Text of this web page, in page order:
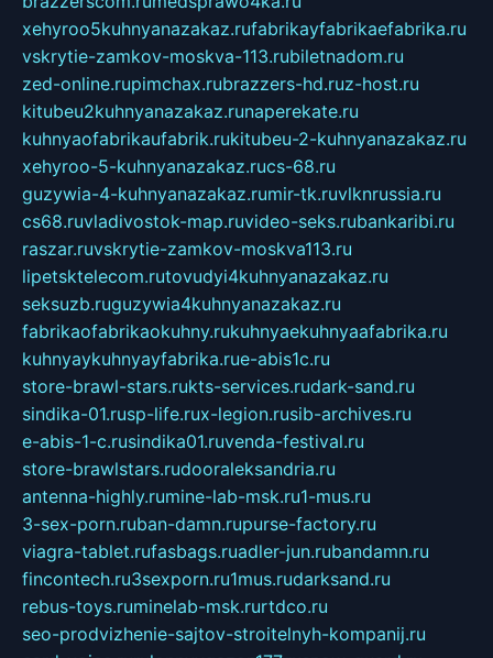
xehyroo5kuhnyanazakaz.rufabrikayfabrikaefabrika.ru
vskrytie-zamkov-moskva-113.rubiletnadom.ru
zed-online.rupimchax.rubrazzers-hd.ruz-host.ru
kitubeu2kuhnyanazakaz.runaperekate.ru
kuhnyaofabrikaufabrik.rukitubeu-2-kuhnyanazakaz.ru
xehyroo-5-kuhnyanazakaz.rucs-68.ru
guzywia-4-kuhnyanazakaz.rumir-tk.ruvlknrussia.ru
cs68.ruvladivostok-map.ruvideo-seks.rubankaribi.ru
raszar.ruvskrytie-zamkov-moskva113.ru
lipetsktelecom.rutovudyi4kuhnyanazakaz.ru
seksuzb.ruguzywia4kuhnyanazakaz.ru
fabrikaofabrikaokuhny.rukuhnyaekuhnyaafabrika.ru
kuhnyaykuhnyayfabrika.rue-abis1c.ru
store-brawl-stars.rukts-services.rudark-sand.ru
sindika-01.rusp-life.rux-legion.rusib-archives.ru
e-abis-1-c.rusindika01.ruvenda-festival.ru
store-brawlstars.rudooraleksandria.ru
antenna-highly.rumine-lab-msk.ru1-mus.ru
3-sex-porn.ruban-damn.rupurse-factory.ru
viagra-tablet.rufasbags.ruadler-jun.rubandamn.ru
fincontech.ru3sexporn.ru1mus.rudarksand.ru
rebus-toys.ruminelab-msk.rurtdco.ru
seo-prodvizhenie-sajtov-stroitelnyh-kompanij.ru